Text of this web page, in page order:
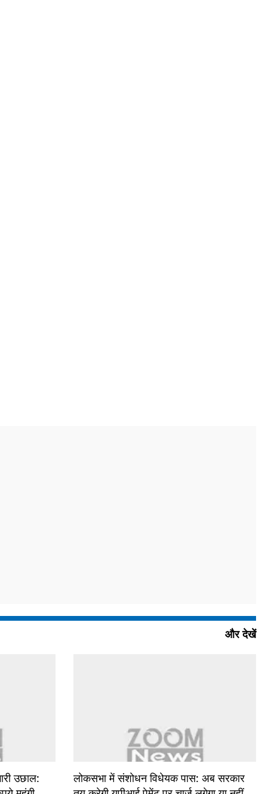
और देखें
उछाल:
लोकसभा में संशोधन विधेयक पास: अब सरकार